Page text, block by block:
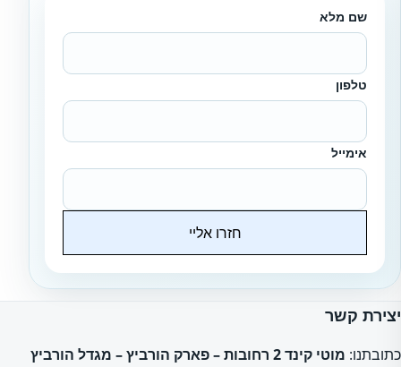
שם מלא
טלפון
אימייל
חזרו אליי
יצירת קשר
כתובתנו:
מוטי קינד 2 רחובות – פארק הורביץ – מגדל הורביץ